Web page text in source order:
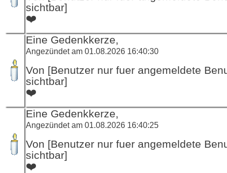
sichtbar]
❤️
Eine Gedenkkerze,
Angezündet am 01.08.2026 16:40:30
Von [Benutzer nur fuer angemeldete
sichtbar]
❤️
Eine Gedenkkerze,
Angezündet am 01.08.2026 16:40:25
Von [Benutzer nur fuer angemeldete
sichtbar]
❤️